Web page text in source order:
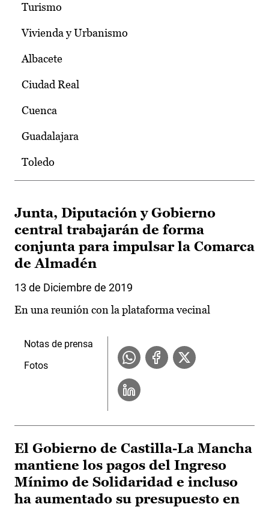
Turismo
Vivienda y Urbanismo
Albacete
Ciudad Real
Cuenca
Guadalajara
Toledo
Junta, Diputación y Gobierno
central trabajarán de forma
conjunta para impulsar la Comarca
de Almadén
13 de Diciembre de 2019
En una reunión con la plataforma vecinal
Notas de prensa
Fotos
El Gobierno de Castilla-La Mancha
mantiene los pagos del Ingreso
Mínimo de Solidaridad e incluso
ha aumentado su presupuesto en